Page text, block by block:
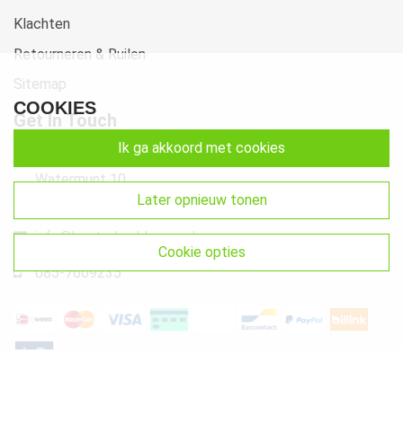
Klachten
Retourneren & Ruilen
Sitemap
Get In Touch
Beste-Beddengoed.com
Watermunt 10
2841 SN Moordrecht NL
info@beste-beddengoed.com
085-7609235
COOKIES
ik ga akkoord met cookies
later opnieuw tonen
cookie opties